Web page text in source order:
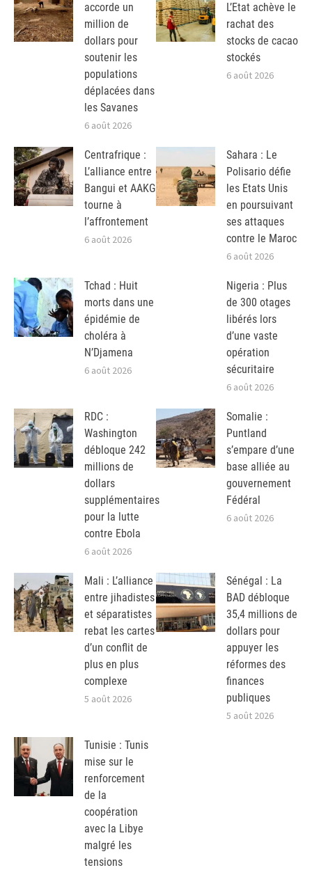
accorde un
million de
dollars pour
soutenir les
populations
déplacées dans
les Savanes
6 août 2026
L’Etat achève le
rachat des
stocks de cacao
stockés
6 août 2026
Centrafrique :
L’alliance entre
Bangui et AAKG
tourne à
l’affrontement
6 août 2026
Sahara : Le
Polisario défie
les Etats Unis
en poursuivant
ses attaques
contre le Maroc
6 août 2026
Tchad : Huit
morts dans une
épidémie de
choléra à
N’Djamena
6 août 2026
Nigeria : Plus
de 300 otages
libérés lors
d’une vaste
opération
sécuritaire
6 août 2026
RDC :
Washington
débloque 242
millions de
dollars
supplémentaires
pour la lutte
contre Ebola
6 août 2026
Somalie :
Puntland
s’empare d’une
base alliée au
gouvernement
Fédéral
6 août 2026
Mali : L’alliance
entre jihadistes
et séparatistes
rebat les cartes
d’un conflit de
plus en plus
complexe
5 août 2026
Sénégal : La
BAD débloque
35,4 millions de
dollars pour
appuyer les
réformes des
finances
publiques
5 août 2026
Tunisie : Tunis
mise sur le
renforcement
de la
coopération
avec la Libye
malgré les
tensions